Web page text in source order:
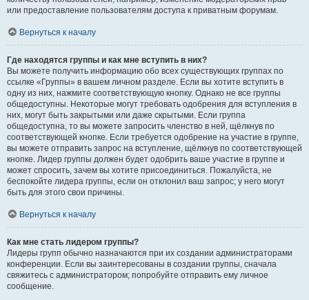
или предоставление пользователям доступа к приватным форумам.
Вернуться к началу
Где находятся группы и как мне вступить в них?
Вы можете получить информацию обо всех существующих группах по
ссылке «Группы» в вашем личном разделе. Если вы хотите вступить в
одну из них, нажмите соответствующую кнопку. Однако не все группы
общедоступны. Некоторые могут требовать одобрения для вступления в
них, могут быть закрытыми или даже скрытыми. Если группа
общедоступна, то вы можете запросить членство в ней, щёлкнув по
соответствующей кнопке. Если требуется одобрение на участие в группе,
вы можете отправить запрос на вступление, щёлкнув по соответствующей
кнопке. Лидер группы должен будет одобрить ваше участие в группе и
может спросить, зачем вы хотите присоединиться. Пожалуйста, не
беспокойте лидера группы, если он отклонил ваш запрос; у него могут
быть для этого свои причины.
Вернуться к началу
Как мне стать лидером группы?
Лидеры групп обычно назначаются при их создании администраторами
конференции. Если вы заинтересованы в создании группы, сначала
свяжитесь с администратором; попробуйте отправить ему личное
сообщение.